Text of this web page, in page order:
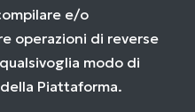
e/o
operazioni di reverse
modo di
Piattaforma.